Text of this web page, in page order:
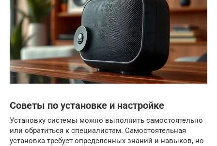
Советы по установке и настройке
Установку системы можно выполнить самостоятельно
или обратиться к специалистам. Самостоятельная
установка требует определенных знаний и навыков, но